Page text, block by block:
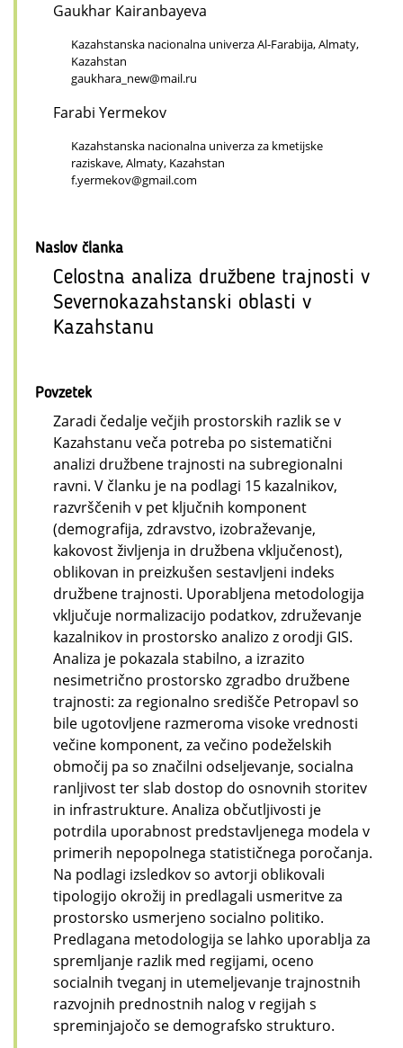
Gaukhar Kairanbayeva
Kazahstanska nacionalna univerza Al-Farabija, Almaty,
Kazahstan
gaukhara_new@mail.ru
Farabi Yermekov
Kazahstanska nacionalna univerza za kmetijske
raziskave, Almaty, Kazahstan
f.yermekov@gmail.com
Naslov članka
Celostna analiza družbene trajnosti v
Severnokazahstanski oblasti v
Kazahstanu
Povzetek
Zaradi čedalje večjih prostorskih razlik se v
Kazahstanu veča potreba po sistematični
analizi družbene trajnosti na subregionalni
ravni. V članku je na podlagi 15 kazalnikov,
razvrščenih v pet ključnih komponent
(demografija, zdravstvo, izobraževanje,
kakovost življenja in družbena vključenost),
oblikovan in preizkušen sestavljeni indeks
družbene trajnosti. Uporabljena metodologija
vključuje normalizacijo podatkov, združevanje
kazalnikov in prostorsko analizo z orodji GIS.
Analiza je pokazala stabilno, a izrazito
nesimetrično prostorsko zgradbo družbene
trajnosti: za regionalno središče Petropavl so
bile ugotovljene razmeroma visoke vrednosti
večine komponent, za večino podeželskih
območij pa so značilni odseljevanje, socialna
ranljivost ter slab dostop do osnovnih storitev
in infrastrukture. Analiza občutljivosti je
potrdila uporabnost predstavljenega modela v
primerih nepopolnega statističnega poročanja.
Na podlagi izsledkov so avtorji oblikovali
tipologijo okrožij in predlagali usmeritve za
prostorsko usmerjeno socialno politiko.
Predlagana metodologija se lahko uporablja za
spremljanje razlik med regijami, oceno
socialnih tveganj in utemeljevanje trajnostnih
razvojnih prednostnih nalog v regijah s
spreminjajočo se demografsko strukturo.